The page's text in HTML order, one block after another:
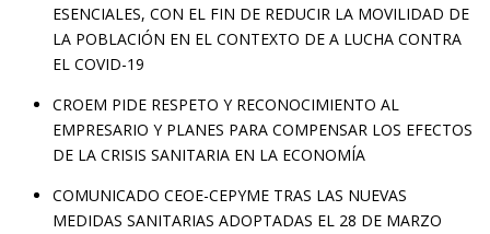
ESENCIALES, CON EL FIN DE REDUCIR LA MOVILIDAD DE
LA POBLACIÓN EN EL CONTEXTO DE A LUCHA CONTRA
EL COVID-19
CROEM PIDE RESPETO Y RECONOCIMIENTO AL
EMPRESARIO Y PLANES PARA COMPENSAR LOS EFECTOS
DE LA CRISIS SANITARIA EN LA ECONOMÍA
COMUNICADO CEOE-CEPYME TRAS LAS NUEVAS
MEDIDAS SANITARIAS ADOPTADAS EL 28 DE MARZO